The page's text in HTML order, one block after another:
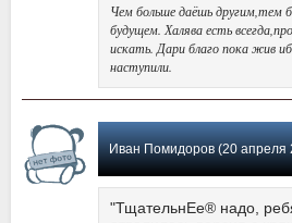
Чем больше даёшь другим,тем
будущем. Халява есть
искать. Дари благо пока жив
наступили.
"ТщательнЕе® надо,